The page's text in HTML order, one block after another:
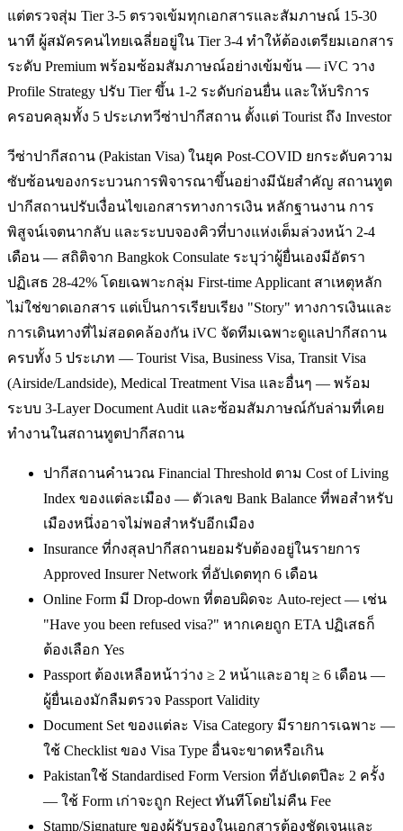
แต่ตรวจสุ่ม Tier 3-5 ตรวจเข้มทุกเอกสารและสัมภาษณ์ 15-30
นาที ผู้สมัครคนไทยเฉลี่ยอยู่ใน Tier 3-4 ทำให้ต้องเตรียมเอกสาร
ระดับ Premium พร้อมซ้อมสัมภาษณ์อย่างเข้มข้น — iVC วาง
Profile Strategy ปรับ Tier ขึ้น 1-2 ระดับก่อนยื่น และให้บริการ
ครอบคลุมทั้ง 5 ประเภทวีซ่าปากีสถาน ตั้งแต่ Tourist ถึง Investor
วีซ่าปากีสถาน (Pakistan Visa) ในยุค Post-COVID ยกระดับความ
ซับซ้อนของกระบวนการพิจารณาขึ้นอย่างมีนัยสำคัญ สถานทูต
ปากีสถานปรับเงื่อนไขเอกสารทางการเงิน หลักฐานงาน การ
พิสูจน์เจตนากลับ และระบบจองคิวที่บางแห่งเต็มล่วงหน้า 2-4
เดือน — สถิติจาก Bangkok Consulate ระบุว่าผู้ยื่นเองมีอัตรา
ปฏิเสธ 28-42% โดยเฉพาะกลุ่ม First-time Applicant สาเหตุหลัก
ไม่ใช่ขาดเอกสาร แต่เป็นการเรียบเรียง "Story" ทางการเงินและ
การเดินทางที่ไม่สอดคล้องกัน iVC จัดทีมเฉพาะดูแลปากีสถาน
ครบทั้ง 5 ประเภท — Tourist Visa, Business Visa, Transit Visa
(Airside/Landside), Medical Treatment Visa และอื่นๆ — พร้อม
ระบบ 3-Layer Document Audit และซ้อมสัมภาษณ์กับล่ามที่เคย
ทำงานในสถานทูตปากีสถาน
ปากีสถานคำนวณ Financial Threshold ตาม Cost of Living
Index ของแต่ละเมือง — ตัวเลข Bank Balance ที่พอสำหรับ
เมืองหนึ่งอาจไม่พอสำหรับอีกเมือง
Insurance ที่กงสุลปากีสถานยอมรับต้องอยู่ในรายการ
Approved Insurer Network ที่อัปเดตทุก 6 เดือน
Online Form มี Drop-down ที่ตอบผิดจะ Auto-reject — เช่น
"Have you been refused visa?" หากเคยถูก ETA ปฏิเสธก็
ต้องเลือก Yes
Passport ต้องเหลือหน้าว่าง ≥ 2 หน้าและอายุ ≥ 6 เดือน —
ผู้ยื่นเองมักลืมตรวจ Passport Validity
Document Set ของแต่ละ Visa Category มีรายการเฉพาะ —
ใช้ Checklist ของ Visa Type อื่นจะขาดหรือเกิน
Pakistanใช้ Standardised Form Version ที่อัปเดตปีละ 2 ครั้ง
— ใช้ Form เก่าจะถูก Reject ทันทีโดยไม่คืน Fee
Stamp/Signature ของผู้รับรองในเอกสารต้องชัดเจนและ